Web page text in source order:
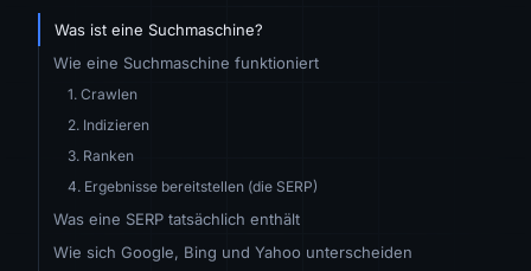
Was ist eine Suchmaschine?
Wie eine Suchmaschine funktioniert
1. Crawlen
2. Indizieren
3. Ranken
4. Ergebnisse bereitstellen (die SERP)
Was eine SERP tatsächlich enthält
Wie sich Google, Bing und Yahoo unterscheiden